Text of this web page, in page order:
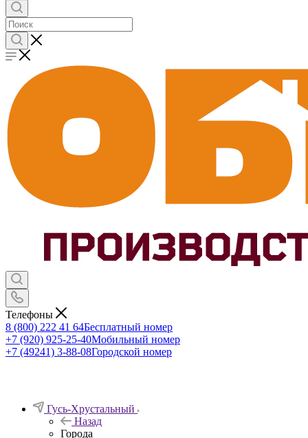
Телефоны
8 (800) 222 41 64Бесплатный номер
+7 (920) 925-25-40Мобильный номер
+7 (49241) 3-88-08Городской номер
Гусь-Хрустальный
Назад
Города